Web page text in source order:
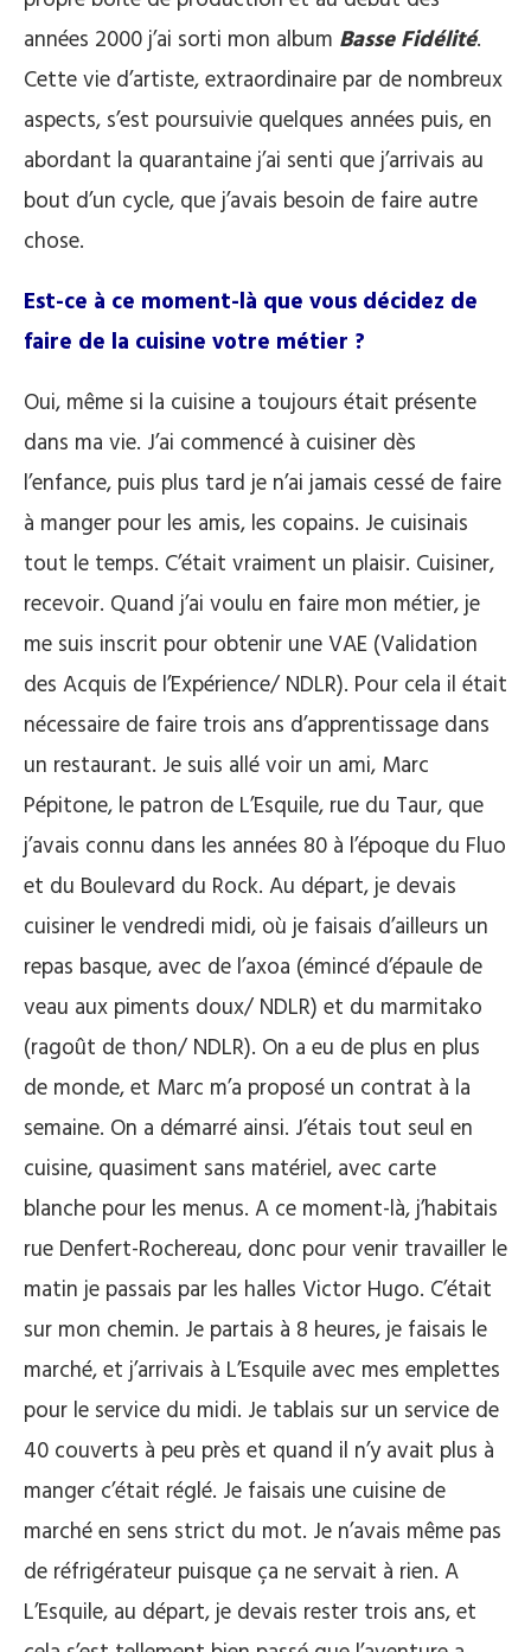
années 2000 j’ai sorti mon album Basse Fidélité.
Cette vie d’artiste, extraordinaire par de nombreux
aspects, s’est poursuivie quelques années puis, en
abordant la quarantaine j’ai senti que j’arrivais au
bout d’un cycle, que j’avais besoin de faire autre
chose.
Est-ce à ce moment-là que vous décidez de
faire de la cuisine votre métier ?
Oui, même si la cuisine a toujours était présente
dans ma vie. J’ai commencé à cuisiner dès
l’enfance, puis plus tard je n’ai jamais cessé de faire
à manger pour les amis, les copains. Je cuisinais
tout le temps. C’était vraiment un plaisir. Cuisiner,
recevoir. Quand j’ai voulu en faire mon métier, je
me suis inscrit pour obtenir une VAE (Validation
des Acquis de l’Expérience/ NDLR). Pour cela il était
nécessaire de faire trois ans d’apprentissage dans
un restaurant. Je suis allé voir un ami, Marc
Pépitone, le patron de L’Esquile, rue du Taur, que
j’avais connu dans les années 80 à l’époque du Fluo
et du Boulevard du Rock. Au départ, je devais
cuisiner le vendredi midi, où je faisais d’ailleurs un
repas basque, avec de l’axoa (émincé d’épaule de
veau aux piments doux/ NDLR) et du marmitako
(ragoût de thon/ NDLR). On a eu de plus en plus
de monde, et Marc m’a proposé un contrat à la
semaine. On a démarré ainsi. J’étais tout seul en
cuisine, quasiment sans matériel, avec carte
blanche pour les menus. A ce moment-là, j’habitais
rue Denfert-Rochereau, donc pour venir travailler le
matin je passais par les halles Victor Hugo. C’était
sur mon chemin. Je partais à 8 heures, je faisais le
marché, et j’arrivais à L’Esquile avec mes emplettes
pour le service du midi. Je tablais sur un service de
40 couverts à peu près et quand il n’y avait plus à
manger c’était réglé. Je faisais une cuisine de
marché en sens strict du mot. Je n’avais même pas
de réfrigérateur puisque ça ne servait à rien. A
L’Esquile, au départ, je devais rester trois ans, et